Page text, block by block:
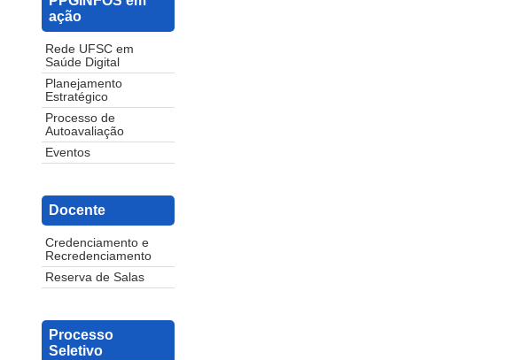
ação
Rede UFSC em
Saúde Digital
Planejamento
Estratégico
Processo de
Autoavaliação
Eventos
Docente
Credenciamento e
Recredenciamento
Reserva de Salas
Processo
Seletivo